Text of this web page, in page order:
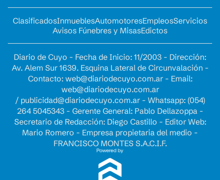
ClasificadosInmueblesAutomotoresEmpleosServicios
Avisos Fúnebres y MisasEdictos
Diario de Cuyo - Fecha de Inicio: 11/2003 - Dirección:
Av. Alem Sur 1639. Esquina Lateral de Circunvalación -
Contacto: web@diariodecuyo.com.ar- Email:
web@diariodecuyo.com.ar
/ publicidad@diariodecuyo.com.ar- Whatsapp: (054)
264 5045343 - Gerente General: Pablo Dellazoppa -
Secretario de Redacción: Diego Castillo - Editor Web:
Mario Romero - Empresa propietaria del medio -
FRANCISCO MONTES S.A.C.I.F.